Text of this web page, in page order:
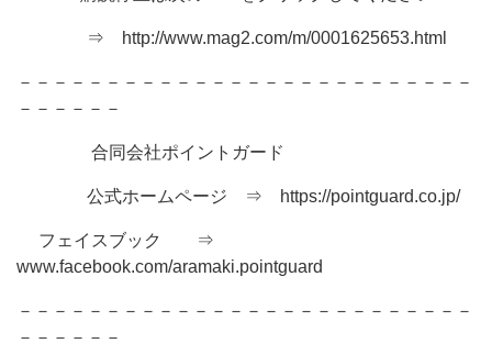
⇒ http://www.mag2.com/m/0001625653.html
－－－－－－－－－－－－－－－－－－－－－－－－－－
－－－－－－
合同会社ポイントガード
公式ホームページ ⇒ https://pointguard.co.jp/
フェイスブック ⇒
www.facebook.com/aramaki.pointguard
－－－－－－－－－－－－－－－－－－－－－－－－－－
－－－－－－